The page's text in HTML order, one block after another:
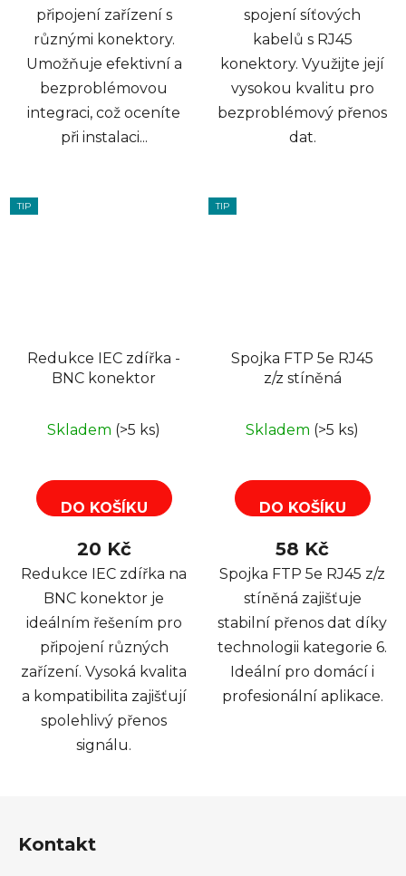
připojení zařízení s
různými konektory.
Umožňuje efektivní a
bezproblémovou
integraci, což oceníte
při instalaci...
spojení síťových
kabelů s RJ45
konektory. Využijte její
vysokou kvalitu pro
bezproblémový přenos
dat.
TIP
Redukce IEC zdířka -
BNC konektor
Skladem (>5 ks)
DO KOŠÍKU
20 Kč
Redukce IEC zdířka na
BNC konektor je
ideálním řešením pro
připojení různých
zařízení. Vysoká kvalita
a kompatibilita zajišťují
spolehlivý přenos
signálu.
TIP
Spojka FTP 5e RJ45
z/z stíněná
Skladem (>5 ks)
DO KOŠÍKU
58 Kč
Spojka FTP 5e RJ45 z/z
stíněná zajišťuje
stabilní přenos dat díky
technologii kategorie 6.
Ideální pro domácí i
profesionální aplikace.
Kontakt